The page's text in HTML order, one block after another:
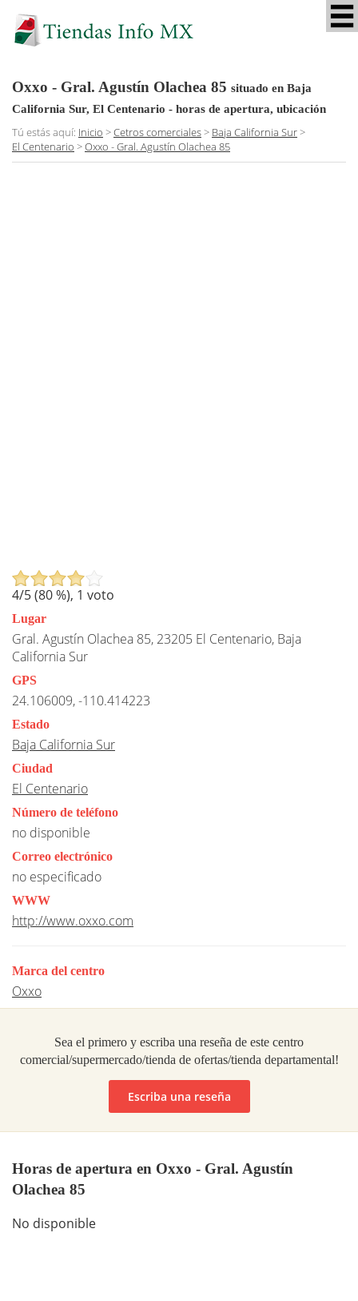
Oxxo - Gral. Agustín Olachea 85 situado en Baja
California Sur, El Centenario - horas de apertura, ubicación
Tú estás aquí: Inicio >Cetros comerciales> Baja California Sur>
El Centenario >Oxxo - Gral. Agustín Olachea 85
4/5 (80%), 1 voto
Lugar
Gral. Agustín Olachea 85, 23205 El Centenario, Baja
California Sur
GPS
24.106009, -110.414223
Estado
Baja California Sur
Ciudad
El Centenario
Número de teléfono
no disponible
Correo electrónico
no especificado
WWW
http://www.oxxo.com
Marca del centro
Oxxo
Sea el primero y escriba una reseña de este centro
comercial/supermercado/tienda de ofertas/tienda departamental!
Escriba una reseña
Horas de apertura en Oxxo - Gral. Agustín
Olachea 85
No disponible